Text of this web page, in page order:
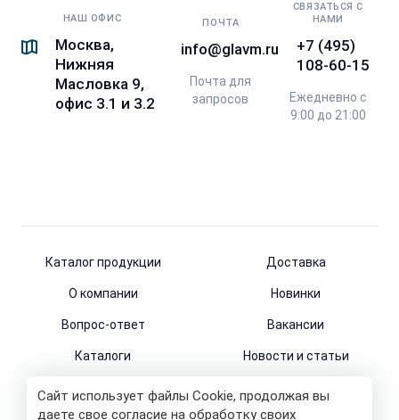
Сайт использует файлы Cookie, продолжая вы
даете свое согласие на обработку своих
НАШ ОФИС
Москва,
Нижняя
Масловка 9,
офис 3.1 и 3.2
ПОЧТА
info@glavm.ru
Почта для
запросов
СВЯЗАТЬСЯ С
НАМИ
+7 (495)
108-60-15
Ежедневно с
9:00 до 21:00
Каталог продукции Доставка
О компании Новинки
Вопрос-ответ Вакансии
Каталоги Новости и статьи